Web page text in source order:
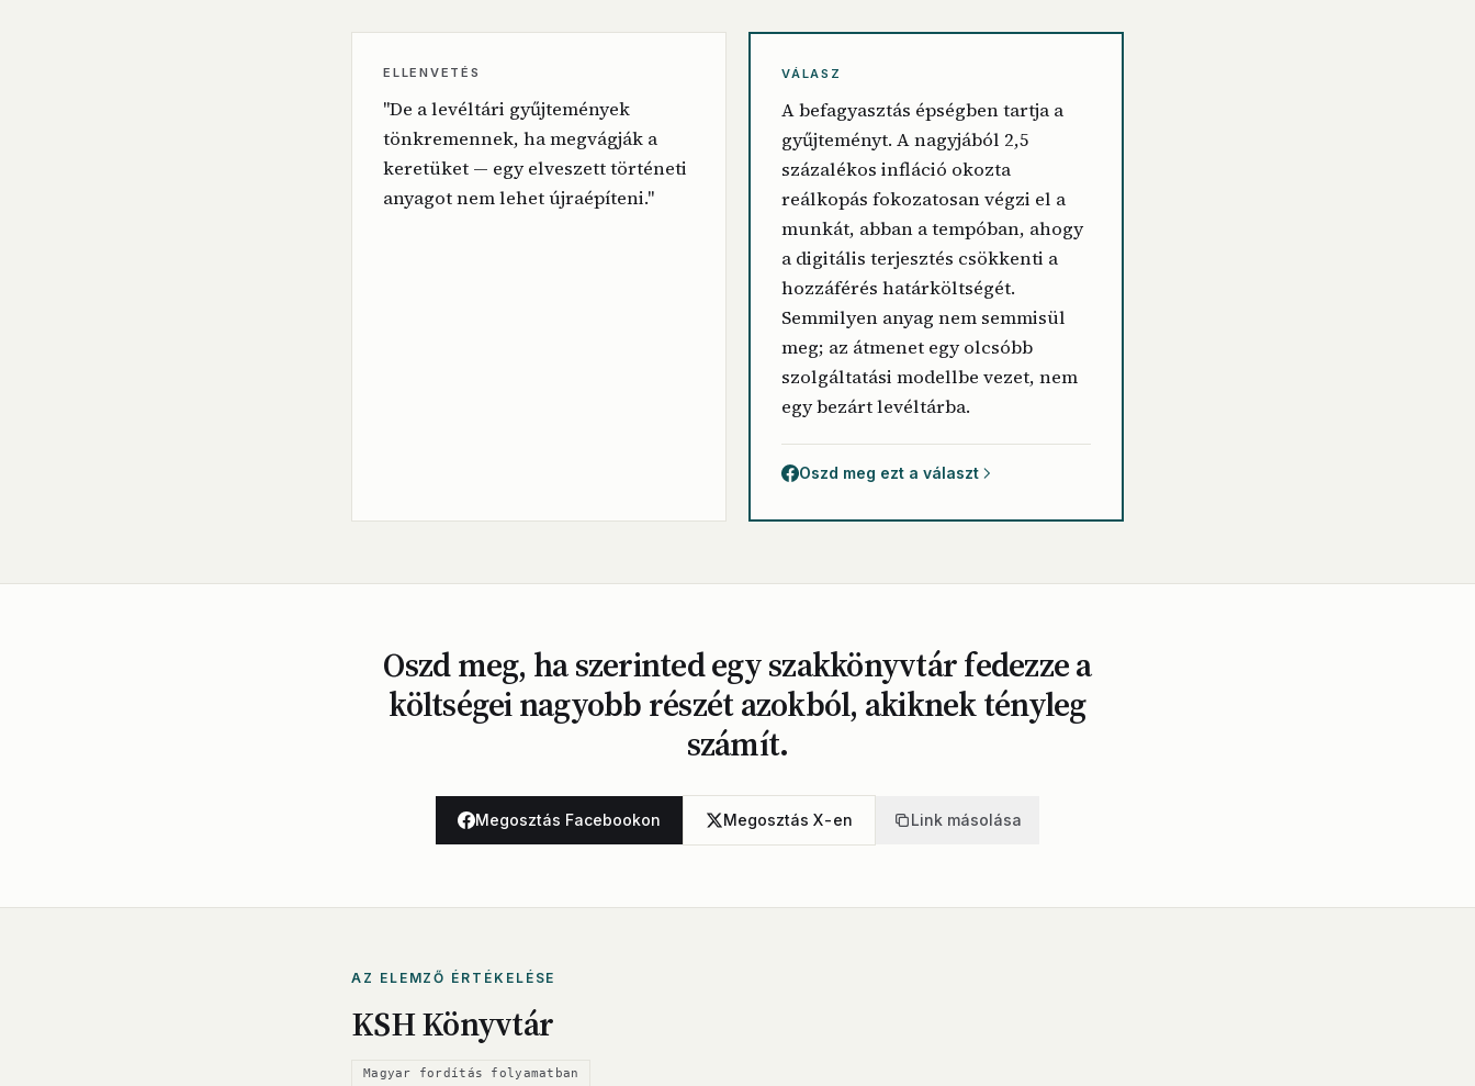
ELLENVETÉS
"De a levéltári gyűjtemények
tönkremennek, ha megvágják a
keretüket — egy elveszett történeti
anyagot nem lehet újraépíteni."
VÁLASZ
A befagyasztás épségben tartja a
gyűjteményt. A nagyjából 2,5
százalékos infláció okozta
reálkopás fokozatosan végzi el a
munkát, abban a tempóban, ahogy
a digitális terjesztés csökkenti a
hozzáférés határköltségét.
Semmilyen anyag nem semmisül
meg; az átmenet egy olcsóbb
szolgáltatási modellbe vezet, nem
egy bezárt levéltárba.
Oszd meg ezt a választ
Oszd meg, ha szerinted egy szakkönyvtár fedezze a
költségei nagyobb részét azokból, akiknek tényleg
számít.
Megosztás Facebookon Megosztás X-en Link másolása
AZ ELEMZŐ ÉRTÉKELÉSE
KSH Könyvtár
Magyar fordítás folyamatban